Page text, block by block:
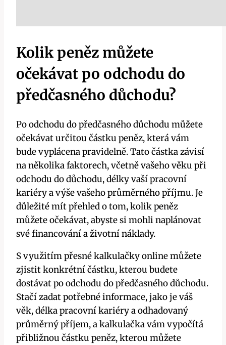
Kolik peněz můžete
očekávat po odchodu do
předčasného důchodu?
Po odchodu do předčasného důchodu můžete
očekávat určitou částku peněz, která vám
bude vyplácena pravidelně. Tato částka závisí
na několika faktorech, včetně vašeho věku při
odchodu do důchodu, délky vaší pracovní
kariéry a výše vašeho průměrného příjmu. Je
důležité mít přehled o tom, kolik peněz
můžete očekávat, abyste si mohli naplánovat
své financování a životní náklady.
S využitím přesné kalkulačky online můžete
zjistit konkrétní částku, kterou budete
dostávat po odchodu do předčasného důchodu.
Stačí zadat potřebné informace, jako je váš
věk, délka pracovní kariéry a odhadovaný
průměrný příjem, a kalkulačka vám vypočítá
přibližnou částku peněz, kterou můžete